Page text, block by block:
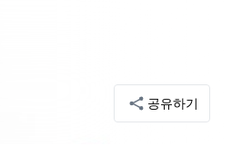
공유하기